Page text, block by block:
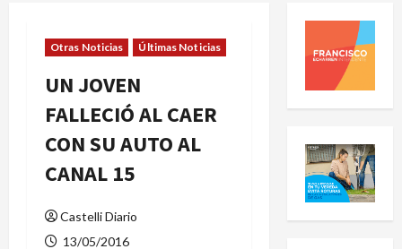
Otras Noticias Últimas Noticias
UN JOVEN
FALLECIÓ AL CAER
CON SU AUTO AL
CANAL 15
Castelli Diario
13/05/2016